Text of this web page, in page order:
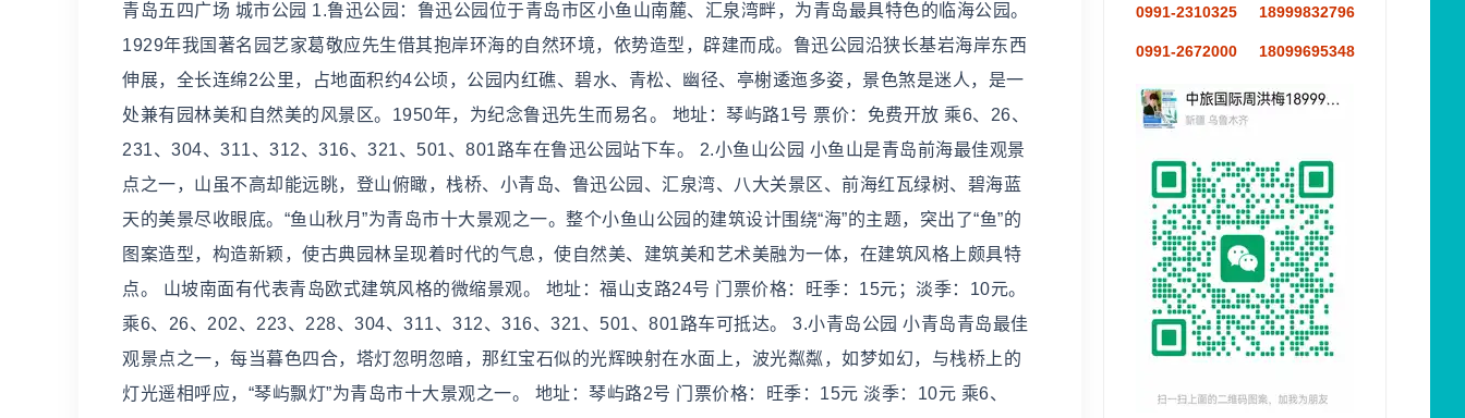
青岛五四广场 城市公园 1.鲁迅公园：鲁迅公园位于青岛市区小鱼山南麓、汇泉湾畔，为青岛最具特色的临海公园。
1929年我国著名园艺家葛敬应先生借其抱岸环海的自然环境，依势造型，辟建而成。鲁迅公园沿狭长基岩海岸东西
伸展，全长连绵2公里，占地面积约4公顷，公园内红礁、碧水、青松、幽径、亭榭逶迤多姿，景色煞是迷人，是一
处兼有园林美和自然美的风景区。1950年，为纪念鲁迅先生而易名。 地址：琴屿路1号 票价：免费开放 乘6、26、
231、304、311、312、316、321、501、801路车在鲁迅公园站下车。 2.小鱼山公园 小鱼山是青岛前海最佳观景
点之一，山虽不高却能远眺，登山俯瞰，栈桥、小青岛、鲁迅公园、汇泉湾、八大关景区、前海红瓦绿树、碧海蓝
天的美景尽收眼底。“鱼山秋月”为青岛市十大景观之一。整个小鱼山公园的建筑设计围绕“海”的主题，突出了“鱼”的
图案造型，构造新颖，使古典园林呈现着时代的气息，使自然美、建筑美和艺术美融为一体，在建筑风格上颇具特
点。 山坡南面有代表青岛欧式建筑风格的微缩景观。 地址：福山支路24号 门票价格：旺季：15元；淡季：10元。
乘6、26、202、223、228、304、311、312、316、321、501、801路车可抵达。 3.小青岛公园 小青岛青岛最佳
观景点之一，每当暮色四合，塔灯忽明忽暗，那红宝石似的光辉映射在水面上，波光粼粼，如梦如幻，与栈桥上的
灯光遥相呼应，“琴屿飘灯”为青岛市十大景观之一。 地址：琴屿路2号 门票价格：旺季：15元 淡季：10元 乘6、
0991-2310325 18999832796
0991-2672000 18099695348